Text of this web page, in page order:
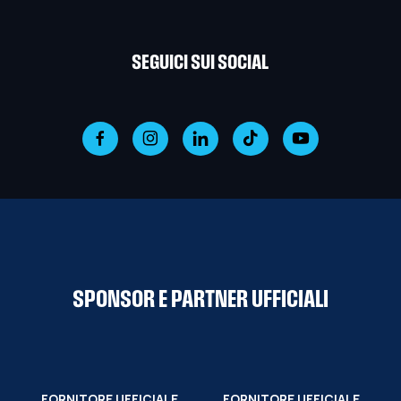
SEGUICI SUI SOCIAL
SPONSOR E PARTNER UFFICIALI